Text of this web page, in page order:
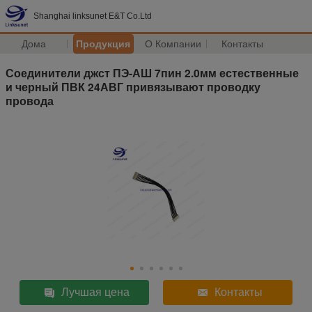
Shanghai linksunet E&T Co.Ltd
Дома Продукция О Компании Контакты
Соединители джст ПЭ-АШ 7пин 2.0мм естественные
и черный ПВК 24АВГ привязывают проводку
провода
Лучшая цена Контакты